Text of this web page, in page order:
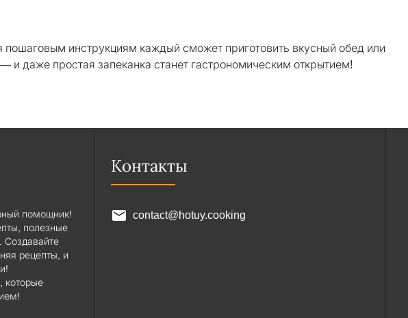
инструкциям каждый сможет приготовить вкусный обед или
даже простая запеканка станет гастрономическим открытием!
помощник!
полезные
Создавайте
рецепты, и
которые
Контакты
contact@hotuy.cooking